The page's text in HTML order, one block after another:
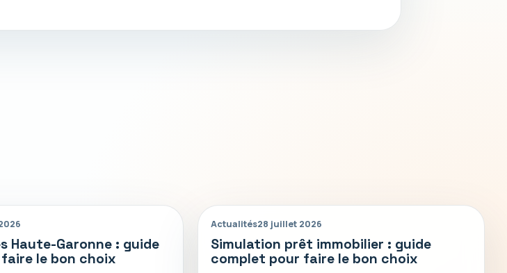
Haute-Garonne : guide
le bon choix
Actualités28 juillet 2026
Simulation prêt immobilier : guide
complet pour faire le bon choix